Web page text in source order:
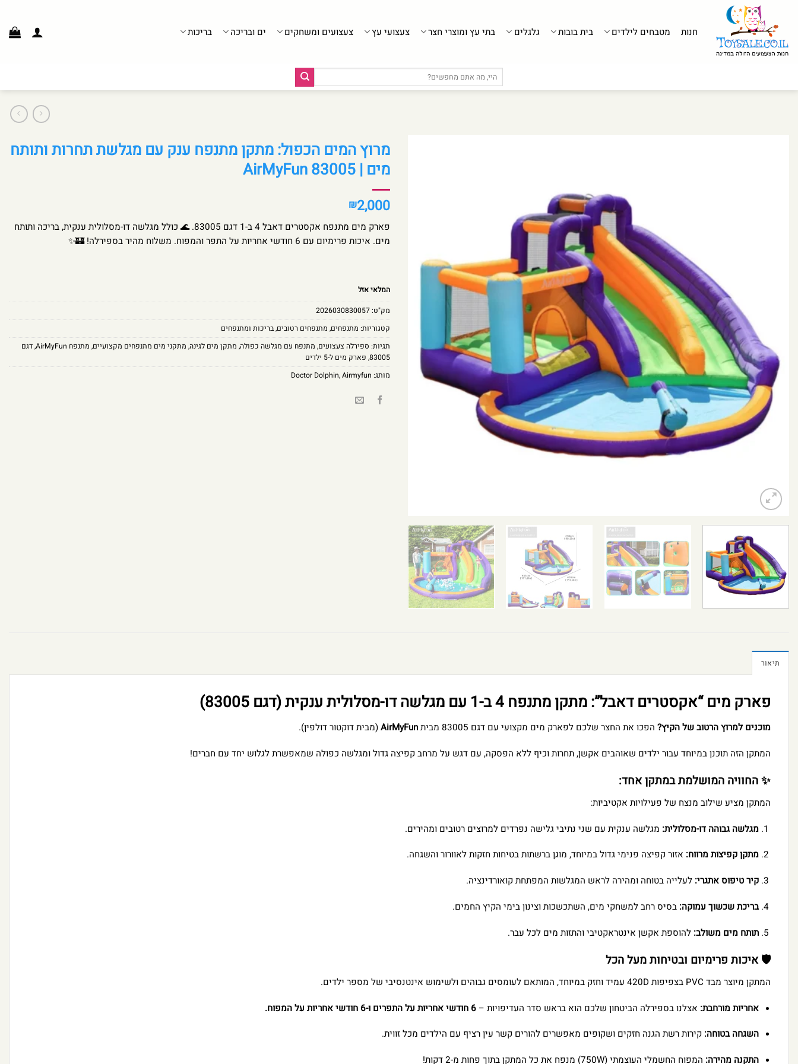
חנות
מטבחים לילדים בית בובות גלגלים בתי עץ ומוצרי חצר צעצועי עץ צעצועים ומשחקים ים ובריכה בריכות
עבור:
מרוץ המים הכפול: מתקן מתנפח ענק עם מגלשת תחרות ותותח
מים | AirMyFun 83005
₪2,000
פארק מים מתנפח אקסטרים דאבל 4 ב-1 דגם 83005. 🌊 כולל מגלשה דו-מסלולית ענקית, בריכה ותותח
מים. איכות פרימיום עם 6 חודשי אחריות על התפר והמפוח. משלוח מהיר בספירלה! 🏰✨
המלאי אזל
מק"ט:2026030830057
קטגוריות: מתנפחים, מתנפחים רטובים,בריכות ומתנפחים
תגיות: ספירלה צעצועים, מתנפח עם מגלשה כפולה, מתקן מים לגינה, מתקני מים מתנפחים מקצועיים, מתנפח AirMyFun ,דגם
83005
, פארק מים ל-5 ילדים
מותג:
Doctor Dolphin,Airmyfun
תיאור
פארק מים “אקסטרים דאבל”: מתקן מתנפח 4 ב-1 עם מגלשה דו-מסלולית ענקית (דגם 83005)
מוכנים למרוץ הרטוב של הקיץ? הפכו את החצר שלכם לפארק מים מקצועי עם דגם 83005 מבית AirMyFun(מבית דוקטור דולפין).
המתקן הזה תוכנן במיוחד עבור ילדים שאוהבים אקשן, תחרות וכיף ללא הפסקה, עם דגש על מרחב קפיצה גדול ומגלשה כפולה שמאפשרת לגלוש יחד עם חברים!
✨ החוויה המושלמת במתקן אחד:
המתקן מציע שילוב מנצח של פעילויות אקטיביות:
מגלשה גבוהה דו-מסלולית: מגלשה ענקית עם שני נתיבי גלישה נפרדים למרוצים רטובים ומהירים.
מתקן קפיצות מרווח: אזור קפיצה פנימי גדול במיוחד, מוגן ברשתות בטיחות חזקות לאוורור והשגחה.
קיר טיפוס אתגרי: לעלייה בטוחה ומהירה לראש המגלשות המפתחת קואורדינציה.
בריכת שכשוך עמוקה: בסיס רחב למשחקי מים, השתכשכות וצינון בימי הקיץ החמים.
תותח מים משולב: להוספת אקשן אינטראקטיבי והתזות מים לכל עבר.
🛡️ איכות פרימיום ובטיחות מעל הכל
המתקן מיוצר מבד PVC בצפיפות 420D עמיד וחזק במיוחד, המותאם לעומסים גבוהים ולשימוש אינטנסיבי של מספר ילדים.
אחריות מורחבת: אצלנו בספירלה הביטחון שלכם הוא בראש סדר העדיפויות –6 חודשי אחריות על התפרים ו-6 חודשי אחריות על המפוח.
השגחה בטוחה: קירות רשת הגנה חזקים ושקופים מאפשרים להורים קשר עין רציף עם הילדים מכל זווית.
התקנה מהירה: המפוח החשמלי העוצמתי (750W) מנפח את כל המתקן בתוך פחות מ-2 דקות!